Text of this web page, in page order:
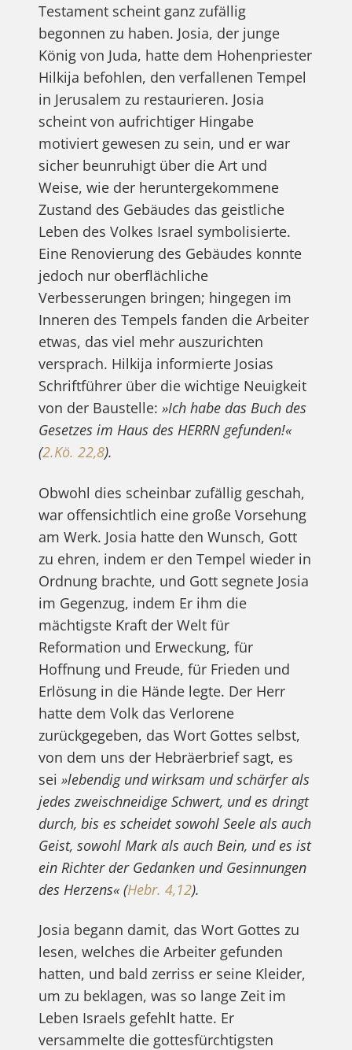
Testament scheint ganz zufällig
begonnen zu haben. Josia, der junge
König von Juda, hatte dem Hohenpriester
Hilkija befohlen, den verfallenen Tempel
in Jerusalem zu restaurieren. Josia
scheint von aufrichtiger Hingabe
motiviert gewesen zu sein, und er war
sicher beunruhigt über die Art und
Weise, wie der heruntergekommene
Zustand des Gebäudes das geistliche
Leben des Volkes Israel symbolisierte.
Eine Renovierung des Gebäudes konnte
jedoch nur oberflächliche
Verbesserungen bringen; hingegen im
Inneren des Tempels fanden die Arbeiter
etwas, das viel mehr auszurichten
versprach. Hilkija informierte Josias
Schriftführer über die wichtige Neuigkeit
von der Baustelle: »Ich habe das Buch des
Gesetzes im Haus des HERRN gefunden!«
(2.Kö. 22,8).
Obwohl dies scheinbar zufällig geschah,
war offensichtlich eine große Vorsehung
am Werk. Josia hatte den Wunsch, Gott
zu ehren, indem er den Tempel wieder in
Ordnung brachte, und Gott segnete Josia
im Gegenzug, indem Er ihm die
mächtigste Kraft der Welt für
Reformation und Erweckung, für
Hoffnung und Freude, für Frieden und
Erlösung in die Hände legte. Der Herr
hatte dem Volk das Verlorene
zurückgegeben, das Wort Gottes selbst,
von dem uns der Hebräerbrief sagt, es
sei »lebendig und wirksam und schärfer als
jedes zweischneidige Schwert, und es dringt
durch, bis es scheidet sowohl Seele als auch
Geist, sowohl Mark als auch Bein, und es ist
ein Richter der Gedanken und Gesinnungen
des Herzens« (Hebr. 4,12).
Josia begann damit, das Wort Gottes zu
lesen, welches die Arbeiter gefunden
hatten, und bald zerriss er seine Kleider,
um zu beklagen, was so lange Zeit im
Leben Israels gefehlt hatte. Er
versammelte die gottesfürchtigsten